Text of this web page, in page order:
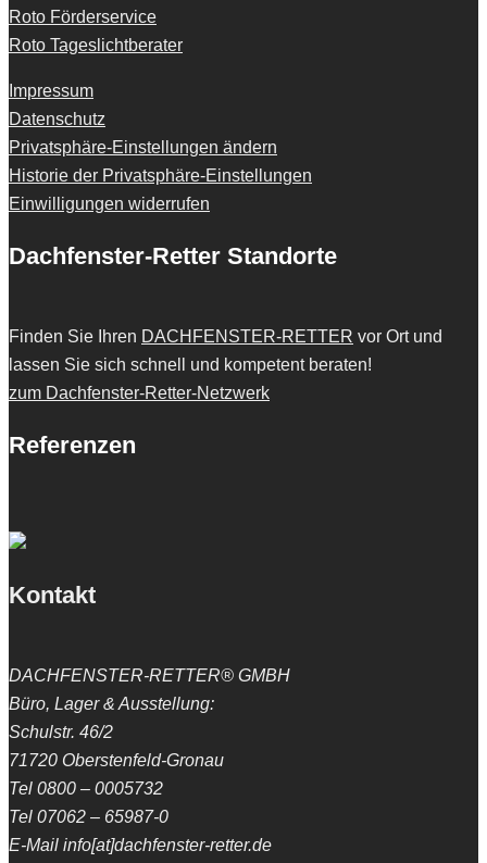
Roto Förderservice
Roto Tageslichtberater
Impressum
Datenschutz
Privatsphäre-Einstellungen ändern
Historie der Privatsphäre-Einstellungen
Einwilligungen widerrufen
Dachfenster-Retter Standorte
Finden Sie Ihren DACHFENSTER-RETTER vor Ort und
lassen Sie sich schnell und kompetent beraten!
zum Dachfenster-Retter-Netzwerk
Referenzen
Kontakt
DACHFENSTER-RETTER® GMBH
Büro, Lager & Ausstellung:
Schulstr. 46/2
71720 Oberstenfeld-Gronau
Tel 0800 – 0005732
Tel 07062 – 65987-0
E-Mail info[at]dachfenster-retter.de